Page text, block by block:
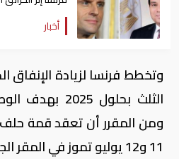
أخبار
وتخطط فرنسا لزيادة الإنفاق
الثلث بحلول
ومن المقرر أن تعقد قمة
11 و12 يوليو تموز في المقر الجديد للحلف.